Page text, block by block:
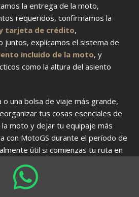
la entrega de la moto,
requeridos, confirmamos la
tarjeta de crédito,
juntos, explicamos el sistema de
incluido de la moto, y
como la altura del asiento
o una bolsa de viaje más grande,
tus cosas esenciales de
moto y dejar tu equipaje más
con MotoGS durante el período de
útil si comienzas tu ruta en
de llegar al aeropuerto de Split.
juntos la moto, el equipaje, el